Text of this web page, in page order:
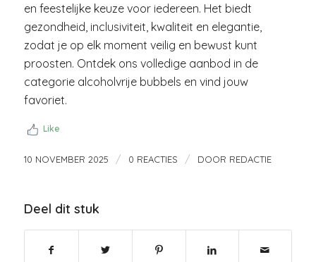
en feestelijke keuze voor iedereen. Het biedt
gezondheid, inclusiviteit, kwaliteit en elegantie,
zodat je op elk moment veilig en bewust kunt
proosten. Ontdek ons volledige aanbod in de
categorie alcoholvrije bubbels en vind jouw
favoriet.
Like
10 NOVEMBER 2025 / 0 REACTIES / DOOR REDACTIE
Deel dit stuk